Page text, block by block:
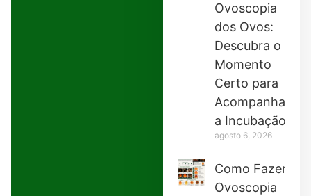
Ovoscopia
dos Ovos:
Descubra o
Momento
Certo para
Acompanhar
a Incubação
agosto 6, 2026
Como Fazer
Ovoscopia